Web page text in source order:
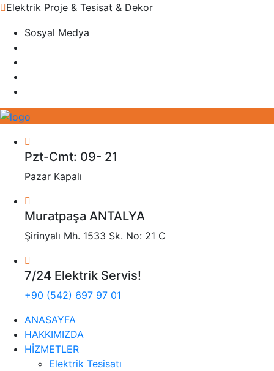
Elektrik Proje & Tesisat & Dekor
Sosyal Medya
Pzt-Cmt: 09- 21
Pazar Kapalı
Muratpaşa ANTALYA
Şirinyalı Mh. 1533 Sk. No: 21 C
7/24 Elektrik Servis!
+90 (542) 697 97 01
ANASAYFA
HAKKIMIZDA
HİZMETLER
Elektrik Tesisatı